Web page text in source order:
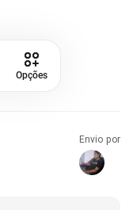
Opções
Envio por